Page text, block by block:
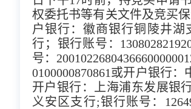
权委托书等有关文件及竞买
户银行：徽商银行铜陵井湖
行；银行账号：
号：
0100000870861或开户银行
开户银行：上海浦东发展银
义安区支行;银行账号：